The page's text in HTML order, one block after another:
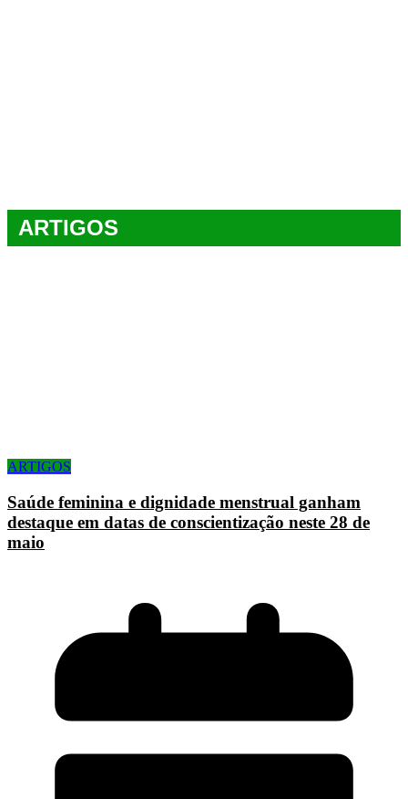
ARTIGOS
ARTIGOS
Saúde feminina e dignidade menstrual ganham
destaque em datas de conscientização neste 28 de
maio